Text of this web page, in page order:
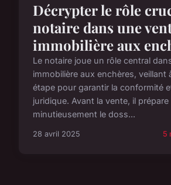
Décrypter le rôle
notaire dans une
immobilière aux
Le notaire joue un rôle central
immobilière aux enchères, veillant
étape pour garantir la conformité
juridique. Avant la vente, il prépare
minutieusement le doss...
28 avril 2025 5